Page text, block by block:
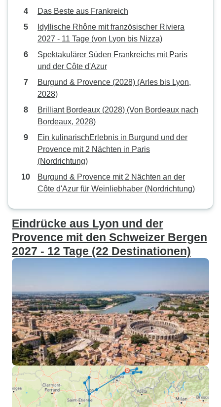
Das Beste aus Frankreich
Idyllische Rhône mit französischer Riviera
2027 - 11 Tage (von Lyon bis Nizza)
Spektakulärer Süden Frankreichs mit Paris
und der Côte d'Azur
Burgund & Provence (2028) (Arles bis Lyon,
2028)
Brilliant Bordeaux (2028) (Von Bordeaux nach
Bordeaux, 2028)
Ein kulinarischErlebnis in Burgund und der
Provence mit 2 Nächten in Paris
(Nordrichtung)
Burgund & Provence mit 2 Nächten an der
Côte d'Azur für Weinliebhaber (Nordrichtung)
Eindrücke aus Lyon und der
Provence mit den Schweizer Bergen
2027 - 12 Tage (22 Destinationen)